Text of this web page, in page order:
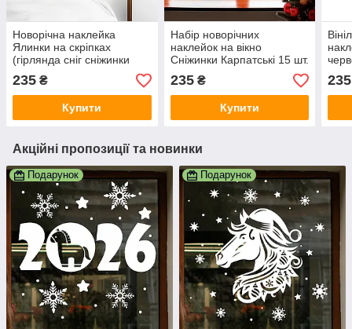
Новорічна наклейка
Ялинки на скріпках
(гірлянда сніг сніжинки
декор стін Новий рік)
80х15 см матова Зелений
235 ₴
Купити
Набір новорічних
наклейок на вікно
Сніжинки Карпатські 15 шт.
(Сніг наклейки на скло
новий рік) білі матові
235₴
Купити
235
Акційні пропозиції та новинки
Подарунок Подарунок